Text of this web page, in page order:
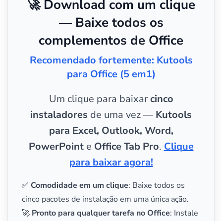
🚀 Download com um clique
— Baixe todos os
complementos de Office
Recomendado fortemente: Kutools
para Office (5 em1)
Um clique para baixarcinco
instaladores de uma vez — Kutools
para Excel, Outlook, Word,
PowerPointe Office Tab Pro. Clique
para baixar agora!
✅ Comodidade em um clique: Baixe todos os
cinco pacotes de instalação em uma única ação.
🚀 Pronto para qualquer tarefa no Office: Instale